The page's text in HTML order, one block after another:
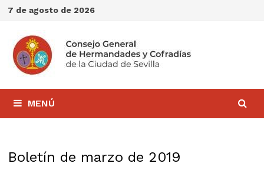
Saltar
contenido
7 de agosto de 2026
MENÚ
Boletín de marzo de 2019